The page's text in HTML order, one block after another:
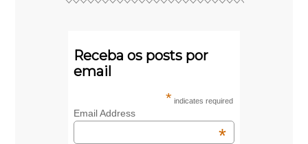
Receba os posts por
email
* indicates required
Email Address
*